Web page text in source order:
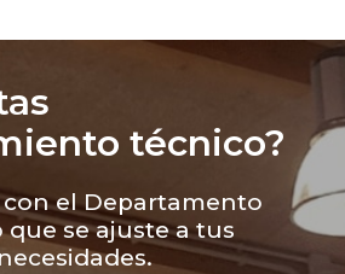
técnico?
el Departamento
que se ajuste a tus
necesidades.